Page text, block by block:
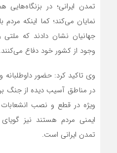
تمدن ایرانی؛ در
نمایان می‌کند؛ کما اینکه
وجود از کشور خود دفاع می‌کنند.
وی تاکید کرد: حضور
در مناطق آسیب دیده از جنگ
ویژه در قطع و نصب
ایمنی مردم هستند نیز
تمدن ایرانی است.